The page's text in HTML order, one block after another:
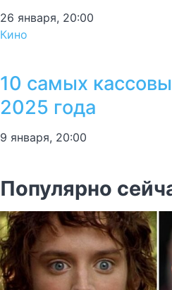
26 января, 20:00
Кино
10 самых
2025 года
9 января, 20:00
Популярно